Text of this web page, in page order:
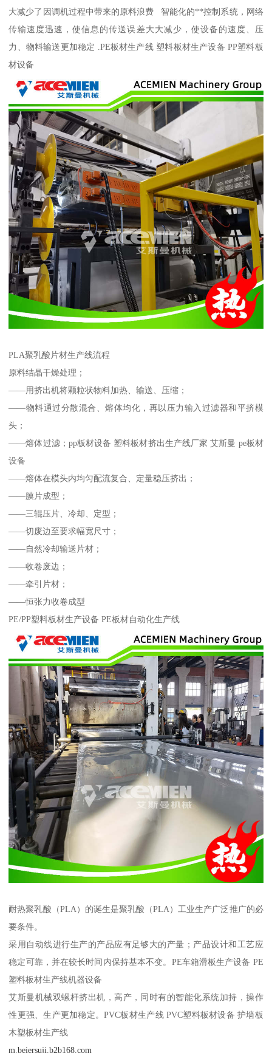
大减少了因调机过程中带来的原料浪费 智能化的**控制系统，网络
传输速度迅速，使信息的传送误差大大减少，使设备的速度、压
力、物料输送更加稳定 .PE板材生产线 塑料板材生产设备 PP塑料板
材设备
PLA聚乳酸片材生产线流程
原料结晶干燥处理；
——用挤出机将颗粒状物料加热、输送、压缩；
——物料通过分散混合、熔体均化，再以压力输入过滤器和平挤模
头；
——熔体过滤；pp板材设备 塑料板材挤出生产线厂家 艾斯曼 pe板材
设备
——熔体在模头内均匀配流复合、定量稳压挤出；
——膜片成型；
——三辊压片、冷却、定型；
——切废边至要求幅宽尺寸；
——自然冷却输送片材；
——收卷废边；
——牵引片材；
——恒张力收卷成型
PE/PP塑料板材生产设备 PE板材自动化生产线
耐热聚乳酸（PLA）的诞生是聚乳酸（PLA）工业生产广泛推广的必
要条件。
采用自动线进行生产的产品应有足够大的产量；产品设计和工艺应
稳定可靠，并在较长时间内保持基本不变。PE车箱滑板生产设备 PE
塑料板材生产线机器设备
艾斯曼机械双螺杆挤出机，高产，同时有的智能化系统加持，操作
性更强、生产更加稳定。PVC板材生产线 PVC塑料板材设备 护墙板
木塑板材生产线
m.beiersuji.b2b168.com